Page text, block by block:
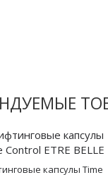
капсулы Time